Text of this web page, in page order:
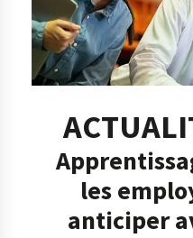
les
anticiper